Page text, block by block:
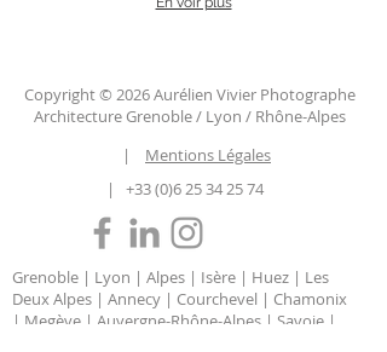
Copyright © 2026 Aurélien Vivier Photographe
Architecture Grenoble / Lyon / Rhône-Alpes
| Mentions Légales
| +33 (0)6 25 34 25 74
Grenoble | Lyon | Alpes | Isère | Huez | Les
Deux Alpes | Annecy | Courchevel | Chamonix
| Megève | Auvergne-Rhône-Alpes | Savoie |